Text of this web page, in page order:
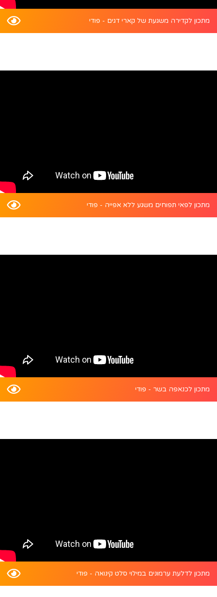
מתכון לקדירה משגעת של קארי דגים - פודי
מתכון לפאי תפוחים משגע ללא אפייה - פודי
מתכון לכנאפה בשר - פודי
מתכון לדלעת ערמונים במילוי סלט קינואה - פודי